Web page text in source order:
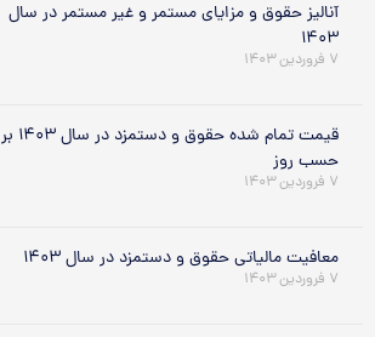
آنالیز حقوق و مزایای مستمر و غیر مستمر در سال
۱۴۰۳
۷ فروردین ۱۴۰۳
قیمت تمام شده حقوق و دستمزد در سال ۱۴۰۳ بر
حسب روز
۷ فروردین ۱۴۰۳
معافیت مالیاتی حقوق و دستمزد در سال ۱۴۰۳
۷ فروردین ۱۴۰۳